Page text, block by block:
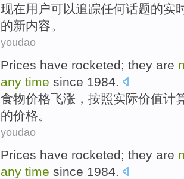
现在用户可以追踪任何话题的实
的新内容。
youdao
Prices have rocketed; they are
any time since 1984.
食物价格飞涨 ， 按照实际价值计
的价格。
youdao
Prices have rocketed; they are
any time since 1984.